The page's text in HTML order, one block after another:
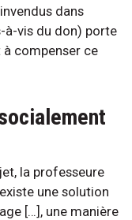
dans
à-vis du don) porte
compenser ce
la professeure
une solution
[…], une manière